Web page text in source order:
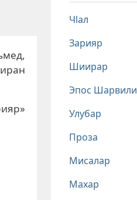
Чlал
Зарияр
Шиирар
Эпос Шарвили
Улубар
Проза
Мисалар
Махар